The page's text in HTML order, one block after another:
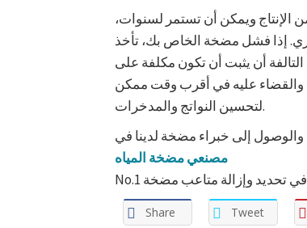
ويمكن أن تستمر لسنوات،
إذا فشل مضخة الخاص بك، تأخذ
أن يثبت أن تكون مكلفة على
عليه في أقرب وقت ممكن
لتحسين النواتج والمدخرات.
مصنعي مضخة المياه
Share Tweet